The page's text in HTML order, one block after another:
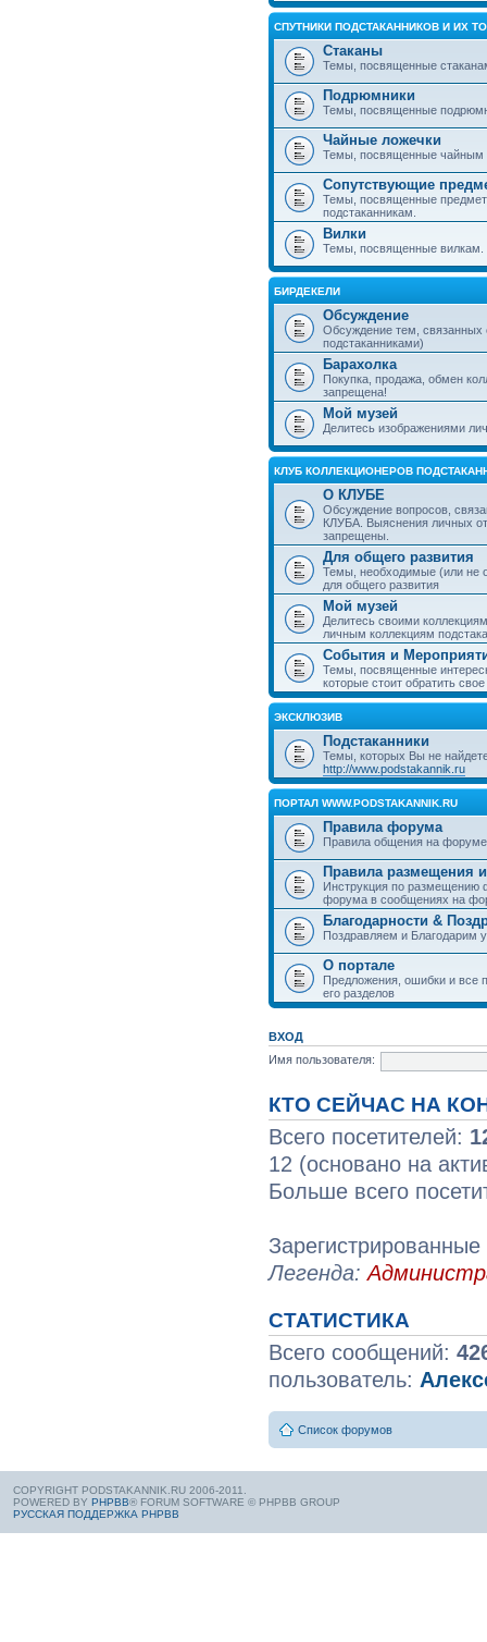
СПУТНИКИ ПОДСТАКАННИКОВ И ИХ
Стаканы
Темы, посвященные
Подрюмники
Темы, посвященные
Чайные ложечки
Темы, посвященные чайным
Сопутствующие
Темы, посвященные
подстаканникам.
Вилки
Темы, посвященные вилкам.
БИРДЕКЕЛИ
Обсуждение
Обсуждение тем,
подстаканниками)
Барахолка
Покупка, продажа, обмен
запрещена!
Мой музей
Делитесь изображениями
КЛУБ КОЛЛЕКЦИОНЕРОВ
О КЛУБЕ
Обсуждение вопросов,
КЛУБА. Выяснения личных
запрещены.
Для общего развития
Темы, необходимые (или не
для общего развития
Мой музей
Делитесь своими
личным коллекциям
События и
Темы, посвященные
которые стоит обратить
ЭКСКЛЮЗИВ
Подстаканники
Темы, которых Вы не
http://www.podstakannik.ru
ПОРТАЛ WWW.PODSTAKANNIK.RU
Правила форума
Правила общения на форуме
Правила размещения
Инструкция по размещению
форума в сообщениях на
Благодарности &
Поздравляем и Благодарим
О портале
Предложения, ошибки и все
его разделов
ВХОД
Имя пользователя:
КТО СЕЙЧАС НА
Всего посетителей:
12 (основано на
Больше всего
Легенда:
СТАТИСТИКА
Всего сообщений:
пользователь:
Список форумов
COPYRIGHT PODSTAKANNIK.RU 2006-2011.
POWERED BY PHPBB® FORUM SOFTWARE © PHPBB GROUP
РУССКАЯ ПОДДЕРЖКА PHPBB